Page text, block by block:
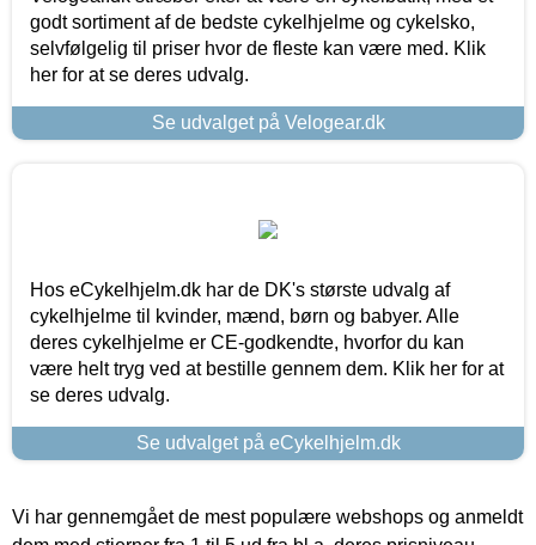
godt sortiment af de bedste cykelhjelme og cykelsko,
selvfølgelig til priser hvor de fleste kan være med. Klik
her for at se deres udvalg.
Se udvalget på Velogear.dk
Hos eCykelhjelm.dk har de DK's største udvalg af
cykelhjelme til kvinder, mænd, børn og babyer. Alle
deres cykelhjelme er CE-godkendte, hvorfor du kan
være helt tryg ved at bestille gennem dem. Klik her for at
se deres udvalg.
Se udvalget på eCykelhjelm.dk
Vi har gennemgået de mest populære webshops og anmeldt